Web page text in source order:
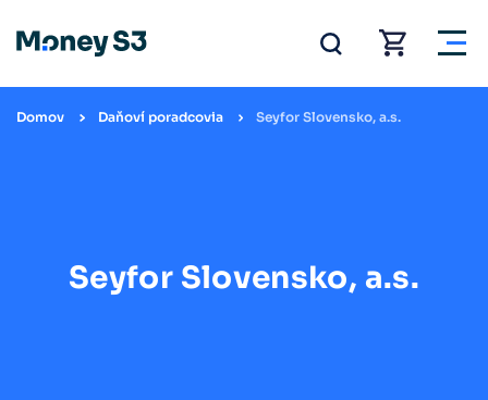
Domov Daňoví poradcovia Seyfor Slovensko, a.s.
Seyfor Slovensko, a.s.